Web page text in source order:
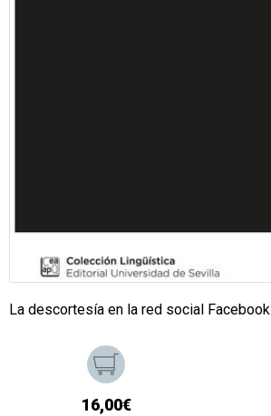
La descortesía en la red social Facebook
16,00€